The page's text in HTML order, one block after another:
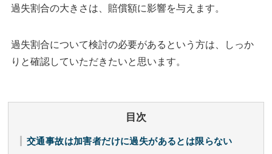
過失割合の大きさは、賠償額に影響を与えます。
過失割合について検討の必要があるという方は、しっか
りと確認していただきたいと思います。
目次
交通事故は加害者だけに過失があるとは限らない